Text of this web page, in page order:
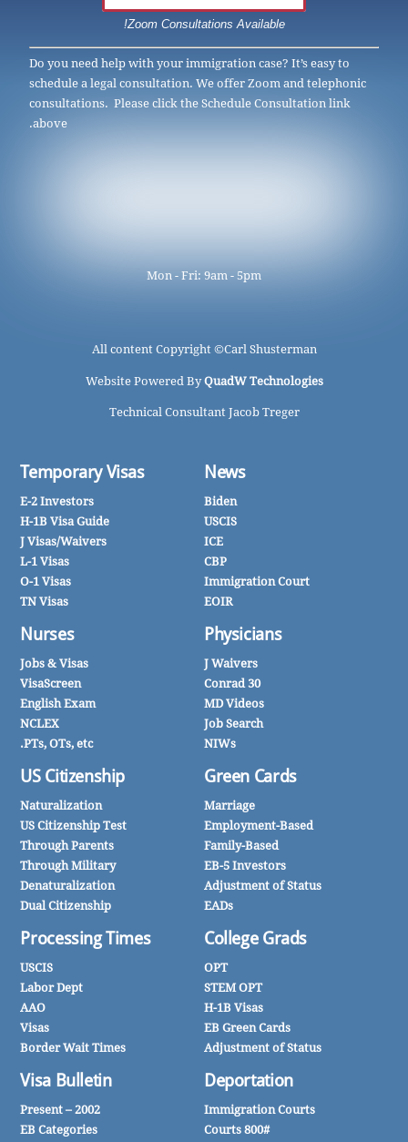
Zoom Consultations Available!
Do you need help with your immigration case? It’s easy to
schedule a legal consultation. We offer Zoom and telephonic
consultations. Please click the Schedule Consultation link
above.
Mon - Fri: 9am - 5pm
All content Copyright ©Carl Shusterman
Website Powered ByQuadW Technologies
Technical Consultant Jacob Treger
News
Biden
USCIS
ICE
CBP
Immigration Court
EOIR
Physicians
J Waivers
Conrad 30
MD Videos
Job Search
NIWs
Green Cards
Marriage
Employment-Based
Family-Based
EB-5 Investors
Adjustment of Status
EADs
College Grads
OPT
STEM OPT
H-1B Visas
EB Green Cards
Adjustment of Status
Deportation
Immigration Courts
Courts 800#
Temporary Visas
E-2 Investors
H-1B Visa Guide
J Visas/Waivers
L-1 Visas
O-1 Visas
TN Visas
Nurses
Jobs & Visas
VisaScreen
English Exam
NCLEX
PTs, OTs, etc.
US Citizenship
Naturalization
US Citizenship Test
Through Parents
Through Military
Denaturalization
Dual Citizenship
Processing Times
USCIS
Labor Dept
AAO
Visas
Border Wait Times
Visa Bulletin
2002 – Present
EB Categories